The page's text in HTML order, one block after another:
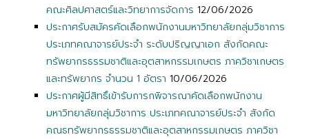
คณะศิลปศาสตร์และวิทยาการจัดการ 12/06/2026
ประกาศรับสมัครคัดเลือกพนักงานมหาวิทยาลัยกลุ่มวิชาการ
ประเภทคณาจารย์ประจำ ระดับปริญญาเอก สังกัดคณะ
ทรัพยากรธรรมชาติและอุตสาหกรรมเกษตร ภาควิชาเกษตร
และทรัพยากร จำนวน 1 อัตรา 10/06/2026
ประกาศผู้มีสิทธิ์เข้ารับการกพิจารณาคัดเลือกพนักงาน
มหาวิทยาลัยกลุ่มวิชาการ ประเภทคณาจารย์ประจำ สังกัด
คณธทรัพยากรธรรมชาติและอุตสาหกรรมเกษตร ภาควิชา